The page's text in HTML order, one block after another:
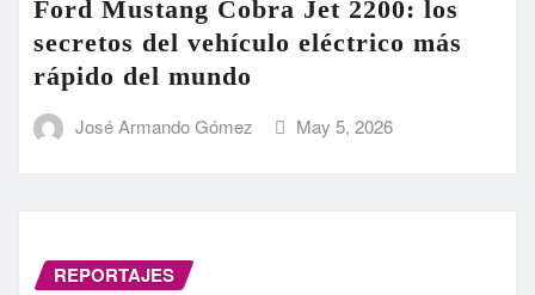
Ford Mustang Cobra Jet 2200: los
secretos del vehículo eléctrico más
rápido del mundo
José Armando Gómez May 5, 2026
REPORTAJES